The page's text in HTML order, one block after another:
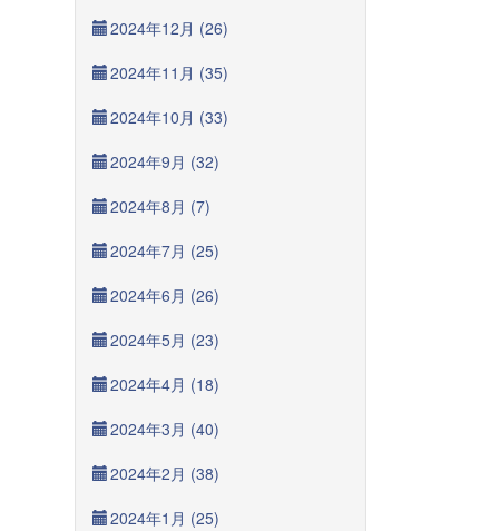
2024年12月 (26)
2024年11月 (35)
2024年10月 (33)
2024年9月 (32)
2024年8月 (7)
2024年7月 (25)
2024年6月 (26)
2024年5月 (23)
2024年4月 (18)
2024年3月 (40)
2024年2月 (38)
2024年1月 (25)